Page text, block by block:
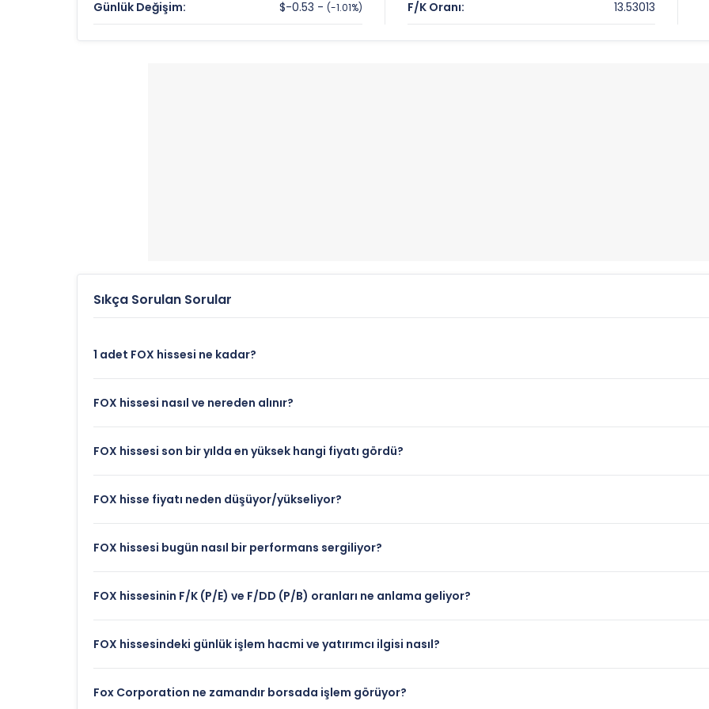
Fiyat/Kazanç (F/K):
Günlük Değişim: $-0.53 -(-1.01%) F/K Oranı: 13.53013
Sıkça Sorulan Sorular
1 adet FOX hissesi ne kadar?
FOX hissesi nasıl ve nereden alınır?
FOX hissesi son bir yılda en yüksek hangi fiyatı gördü?
FOX hisse fiyatı neden düşüyor/yükseliyor?
FOX hissesi bugün nasıl bir performans sergiliyor?
FOX hissesinin F/K (P/E) ve F/DD (P/B) oranları ne anlama geliyor?
FOX hissesindeki günlük işlem hacmi ve yatırımcı ilgisi nasıl?
Fox Corporation ne zamandır borsada işlem görüyor?